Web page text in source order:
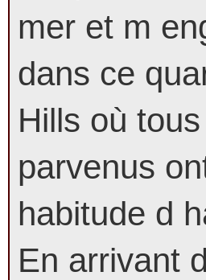
mer et m
dans ce
Hills où
parvenus
habitude d
En arrivant